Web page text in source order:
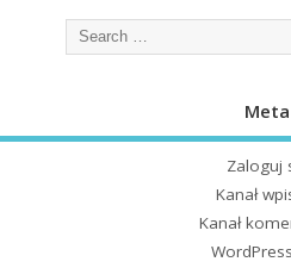
Meta
Zaloguj
Kanał
Kanał